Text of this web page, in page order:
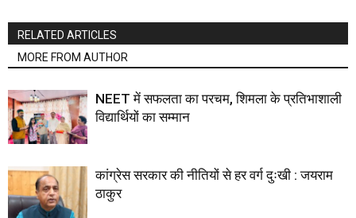
RELATED ARTICLES
MORE FROM AUTHOR
NEET में सफलता का परचम, शिमला के प्रतिभाशाली
विद्यार्थियों का सम्मान
कांग्रेस सरकार की नीतियों से हर वर्ग दुःखी : जयराम
ठाकुर